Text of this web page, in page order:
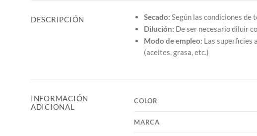
DESCRIPCIÓN Secado: Según las condiciones de
Dilución: De ser necesario diluir
Modo de empleo: Las superficies
(aceites, grasa, etc.)
INFORMACIÓN
ADICIONAL
COLOR
MARCA